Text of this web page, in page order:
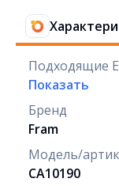
Подходящие
Показать
Бренд
Fram
Модель/
CA10190